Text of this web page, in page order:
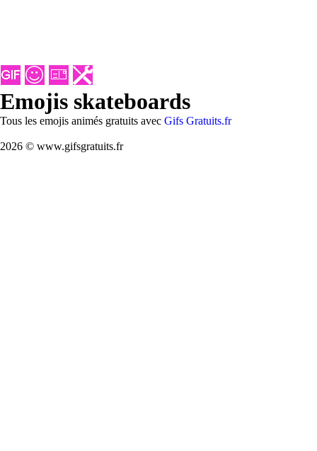
Emojis skateboards
Tous les emojis animés gratuits avec Gifs Gratuits.fr
2026 © www.gifsgratuits.fr